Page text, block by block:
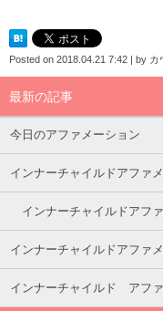
Posted on 2018.04.21 7:42 by カ
最新の記事
今日のアファメーション
インナーチャイルドアファ
インナーチャイルドアフ
インナーチャイルドアファ
インナーチャイルド アフ